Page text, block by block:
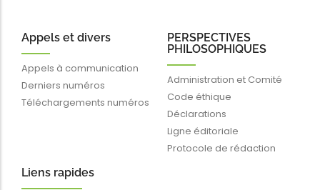
Appels et divers
Appels à communication
Derniers numéros
Téléchargements numéros
PERSPECTIVES
PHILOSOPHIQUES
Administration et Comité
Code éthique
Déclarations
Ligne éditoriale
Protocole de rédaction
Liens rapides